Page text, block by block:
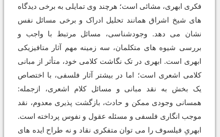
فکری ابهری، مشائی است؛ هرچند وی تمایلی به برخی دیدگاه
های شیخ اشراق همانند تحلیل ادراک و برخی مسائل نفس
نشان می دهد. وجودشناسی، مسائل مرتبط با واجب و
بررسی شیوه های متکلمان، سه زمینه مهم آثار متافیزیکی
ابهری است. ابهری در تک نگاشت کلامی خود، متأثر از مبانی
کلامی اشعری است؛ اما در بیشتر آثار فلسفی، با اختصاص
یک بخش به نقد مبانی و مسائل کلام اشعری، ازجمله:
همسانی وجودی ممکن و حادث، بازگشت پذیری معدوم، نقد
موجب انگاری فلسفی و مسئله عقول و نفوس پرداخته است.
ابهریِ فیلسوف را می توان متفکری نقاد و نه طراح ایده های